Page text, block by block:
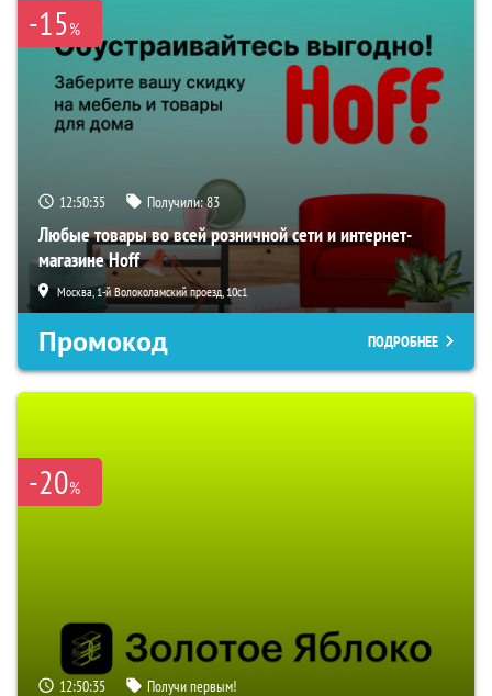
-15%
12:50:34 Получили:83
Любые товары во всей розничной сети и интернет-
магазине Hoff
Москва, 1-й Волоколамский проезд, 10с1
Промокод ПОДРОБНЕЕ
-20%
12:50:34 Получи первым!